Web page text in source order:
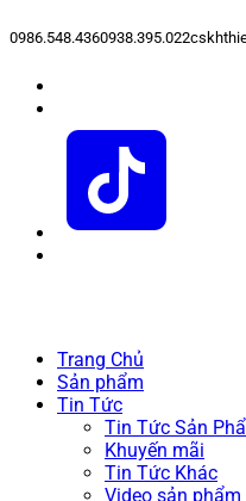
0986.548.4360938.395.022
Trang Chủ
Sản phẩm
Tin Tức
Tin Tức Sản
Khuyến mãi
Tin Tức Khác
Video sản phẩm